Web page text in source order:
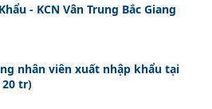
- KCN Vân Trung Bắc Giang
nhân viên xuất nhập khẩu tại
20 tr)